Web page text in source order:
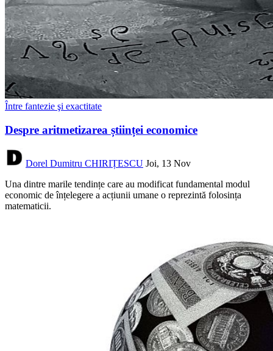
Între fantezie şi exactitate
Despre aritmetizarea științei economice
Dorel Dumitru CHIRIȚESCU Joi, 13 Nov
Una dintre marile tendințe care au modificat fundamental modul
economic de înțelegere a acțiunii umane o reprezintă folosința
matematicii.